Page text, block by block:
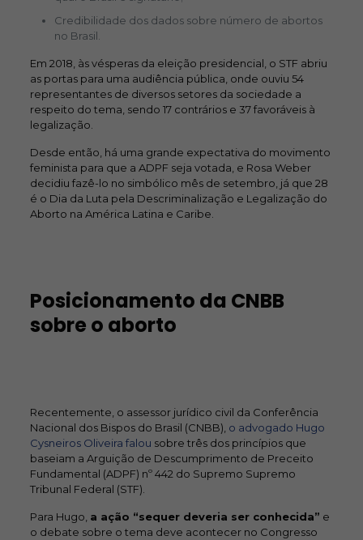
Credibilidade dos dados sobre número de abortos
no Brasil.
Em 2018, às vésperas da eleição presidencial, o STF abriu
as portas para uma audiência pública, onde ouviu 54
representantes de diversos setores da sociedade a
respeito do tema, sendo 17 contrários e 37 favoráveis à
legalização.
Desde então, há uma grande expectativa do movimento
feminista para que a ADPF seja votada, e Rosa Weber
decidiu fazê-lo no simbólico mês de setembro, já que 28
é o Dia da Luta pela Descriminalização e Legalização do
Aborto na América Latina e Caribe.
Posicionamento da CNBB
sobre o aborto
Recentemente, o assessor jurídico civil da Conferência
Nacional dos Bispos do Brasil (CNBB), o advogado Hugo
Cysneiros Oliveira falou sobre três dos princípios que
baseiam a Arguição de Descumprimento de Preceito
Fundamental (ADPF) nº 442 do Supremo Supremo
Tribunal Federal (STF).
Para Hugo, a ação “sequer deveria ser conhecida” e
o debate sobre o tema deve acontecer no Congresso